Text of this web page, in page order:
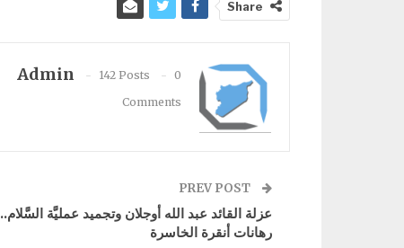
Share
Admin 142 Posts
0
Comments
عزلة القائد عبد الله أوجلان وتجميد عمليَّة السَّلام..
رهانات أنقرة الخاسرة